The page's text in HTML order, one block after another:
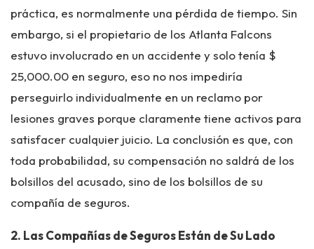
práctica, es normalmente una pérdida de tiempo. Sin
embargo, si el propietario de los Atlanta Falcons
estuvo involucrado en un accidente y solo tenía $
25,000.00 en seguro, eso no nos impediría
perseguirlo individualmente en un reclamo por
lesiones graves porque claramente tiene activos para
satisfacer cualquier juicio. La conclusión es que, con
toda probabilidad, su compensación no saldrá de los
bolsillos del acusado, sino de los bolsillos de su
compañía de seguros.
2. Las Compañías de Seguros Están de Su Lado